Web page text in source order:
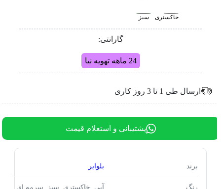
خاکستری سبز
گارانتی:
24 ماهه تهویه نیا
ارسال طی 1 تا 3 روز کاری
پشتیبانی و استعلام قیمت
برند بلوایر
رنگ آبی, خاکستری, سبز, سرمه ای,